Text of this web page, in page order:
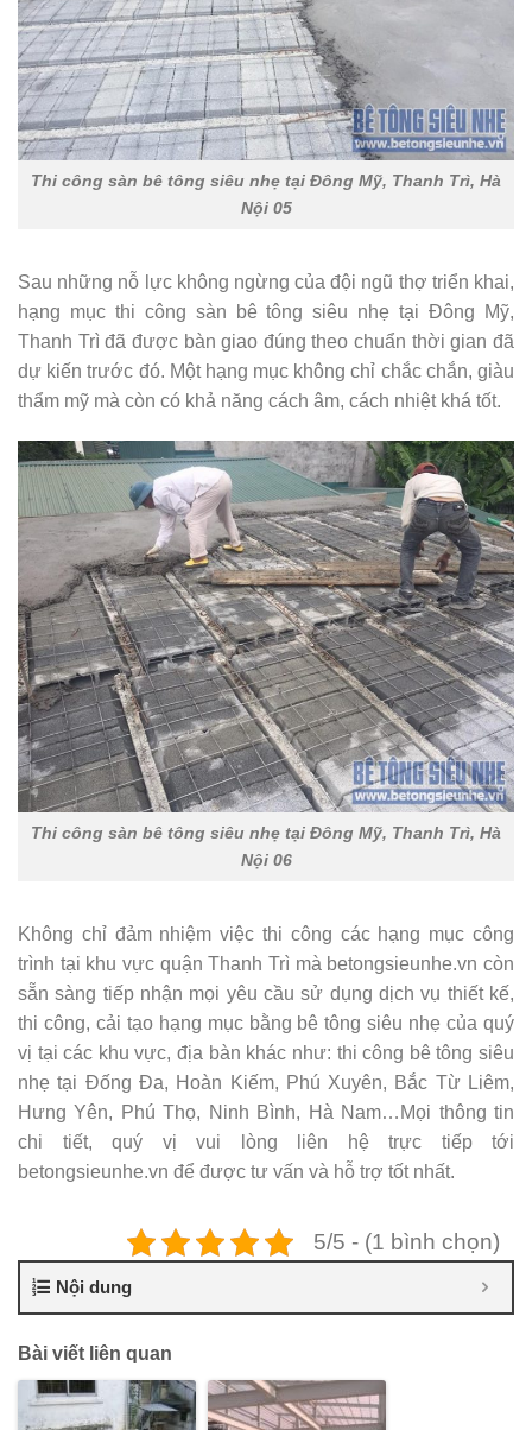
Thi công sàn bê tông siêu nhẹ tại Đông Mỹ, Thanh Trì, Hà
Nội 05
Sau những nỗ lực không ngừng của đội ngũ thợ triển khai,
hạng mục thi công sàn bê tông siêu nhẹ tại Đông Mỹ,
Thanh Trì đã được bàn giao đúng theo chuẩn thời gian đã
dự kiến trước đó. Một hạng mục không chỉ chắc chắn, giàu
thẩm mỹ mà còn có khả năng cách âm, cách nhiệt khá tốt.
Thi công sàn bê tông siêu nhẹ tại Đông Mỹ, Thanh Trì, Hà
Nội 06
Không chỉ đảm nhiệm việc thi công các hạng mục công
trình tại khu vực quận Thanh Trì mà betongsieunhe.vn còn
sẵn sàng tiếp nhận mọi yêu cầu sử dụng dịch vụ thiết kế,
thi công, cải tạo hạng mục bằng bê tông siêu nhẹ của quý
vị tại các khu vực, địa bàn khác như: thi công bê tông siêu
nhẹ tại Đống Đa, Hoàn Kiếm, Phú Xuyên, Bắc Từ Liêm,
Hưng Yên, Phú Thọ, Ninh Bình, Hà Nam…Mọi thông tin
chi tiết, quý vị vui lòng liên hệ trực tiếp tới
betongsieunhe.vn để được tư vấn và hỗ trợ tốt nhất.
5/5 - (1 bình chọn)
Nội dung
Bài viết liên quan